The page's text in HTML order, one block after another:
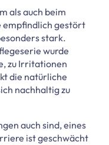
als auch beim
empfindlich gestört
stark.
wurde
zu Irritationen
die natürliche
nachhaltig zu
auch sind, eines
ist geschwächt